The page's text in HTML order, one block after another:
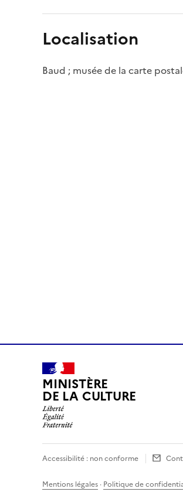
Localisation
Baud ; musée de la carte
MINISTÈRE
DE LA CULTURE
Accessibilité : non conforme
Mentions légales · Politique de